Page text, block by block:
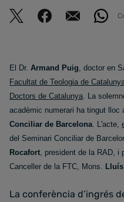
El Dr. Armand Puig, doctor en
Facultat de Teologia de
Doctors de Catalunya. La
acadèmic numerari ha tingut lloc
Conciliar de Barcelona. L'acte,
del Seminari Conciliar de
Rocafort, president de la RAD, i
Canceller de la FTC, Mons.
La conferència d’ingrés